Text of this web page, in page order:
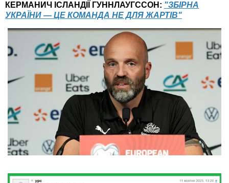
КЕРМАНИЧ ІСЛАНДІЇ ГУННЛАУГССОН: "ЗБІРНА
УКРАЇНИ — ЦЕ КОМАНДА НЕ ДЛЯ ЖАРТІВ"